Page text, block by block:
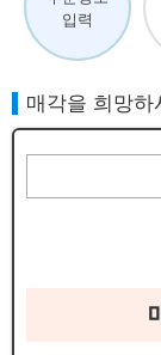
입력
매각을 희망